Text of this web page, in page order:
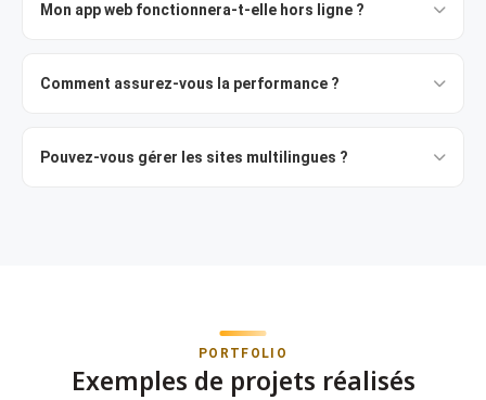
Mon app web fonctionnera-t-elle hors ligne ?
Comment assurez-vous la performance ?
Pouvez-vous gérer les sites multilingues ?
PORTFOLIO
Exemples de projets réalisés